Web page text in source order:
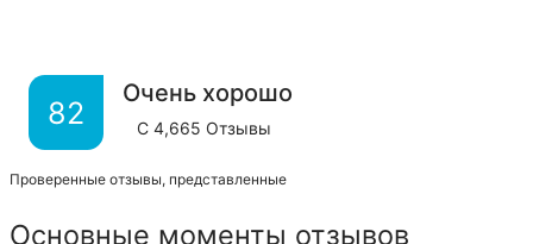
82
Очень хорошо
С4,665 Отзывы
Проверенные отзывы, представленные
Основные моменты отзывов